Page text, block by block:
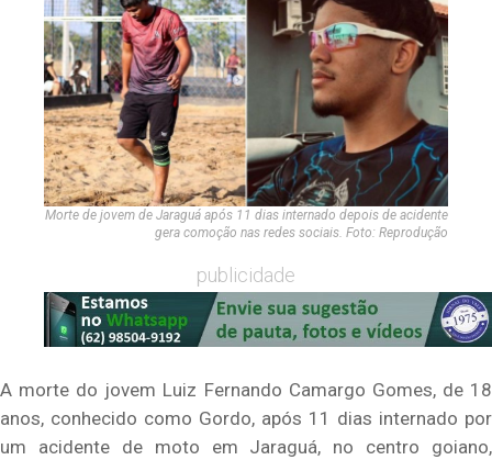
Morte de jovem de Jaraguá após 11 dias internado depois de acidente
gera comoção nas redes sociais. Foto: Reprodução
publicidade
A morte do jovem Luiz Fernando Camargo Gomes, de 18
anos, conhecido como Gordo, após 11 dias internado por
um acidente de moto em Jaraguá, no centro goiano,